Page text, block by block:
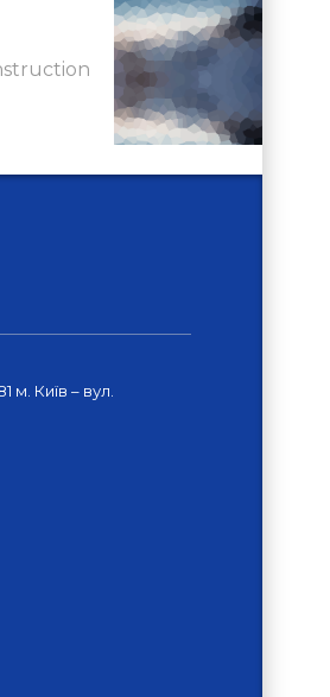
м. Київ – вул.